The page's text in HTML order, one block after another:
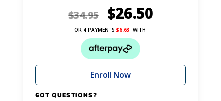
$34.95 $26.50
OR 4 PAYMENTS $6.63 WITH
Enroll Now
GOT QUESTIONS?